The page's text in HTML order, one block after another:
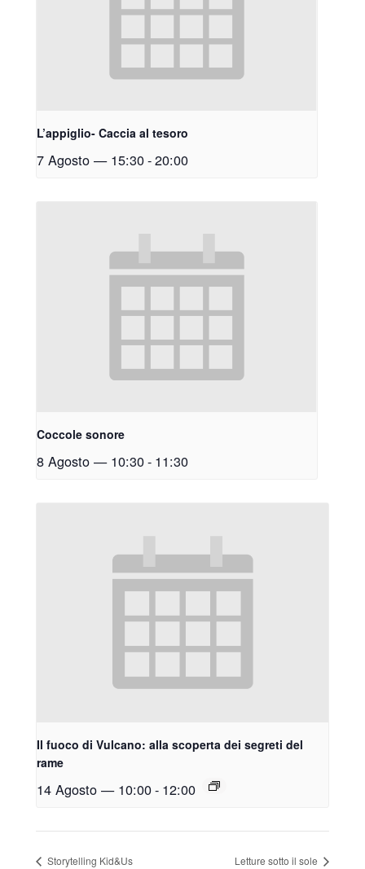
L’appiglio- Caccia al tesoro
7 Agosto — 15:30-20:00
Coccole sonore
8 Agosto — 10:30- 11:30
Il fuoco di Vulcano: alla scoperta dei segreti del
rame
14 Agosto — 10:00- 12:00
Storytelling Kid&Us Letture sotto il sole